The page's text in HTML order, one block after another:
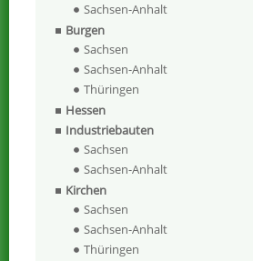
Sachsen-Anhalt
Burgen
Sachsen
Sachsen-Anhalt
Thüringen
Hessen
Industriebauten
Sachsen
Sachsen-Anhalt
Kirchen
Sachsen
Sachsen-Anhalt
Thüringen